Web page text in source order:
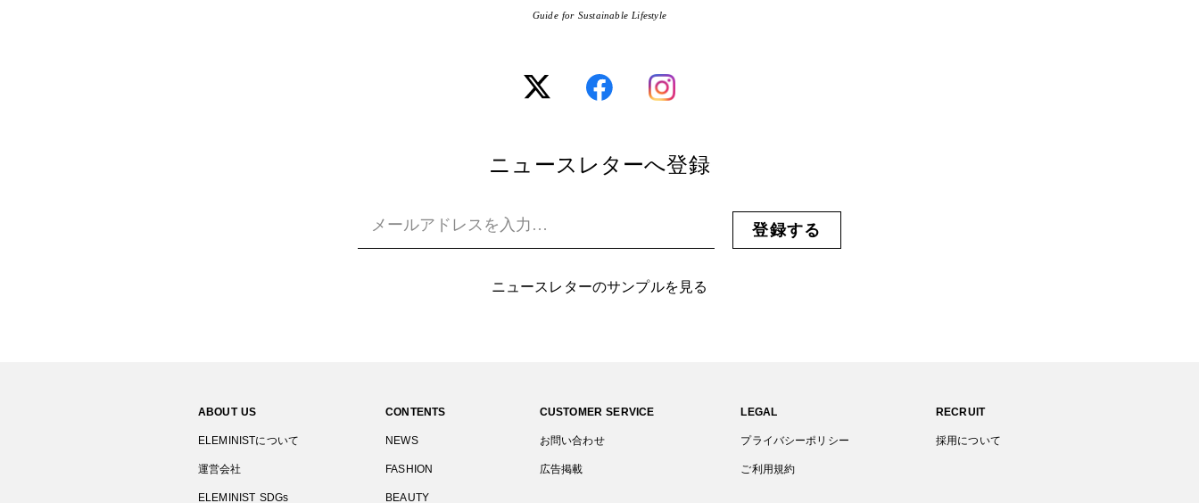
Guide for Sustainable Lifestyle
ニュースレターへ登録
登録する
ニュースレターのサンプルを見る
ABOUT US
ELEMINISTについて
運営会社
ELEMINIST SDGs
CONTENTS
NEWS
FASHION
BEAUTY
CUSTOMER SERVICE
お問い合わせ
広告掲載
LEGAL
プライバシーポリシー
ご利用規約
RECRUIT
採用について